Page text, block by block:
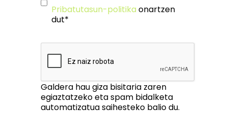
Pribatutasun-politika onartzen
dut*
Galdera hau giza bisitaria zaren
egiaztatzeko eta spam bidalketa
automatizatua saihesteko balio du.